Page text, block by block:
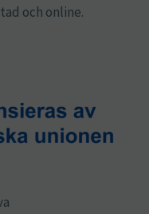
och online.